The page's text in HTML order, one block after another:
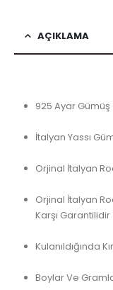
AÇIKLAMA
925 Ayar Gümüş
İtalyan Yassı
Orjinal İtalyan
Orjinal İtalyan
Karşı Garantilidir
Kulanıldığında
Boylar Ve